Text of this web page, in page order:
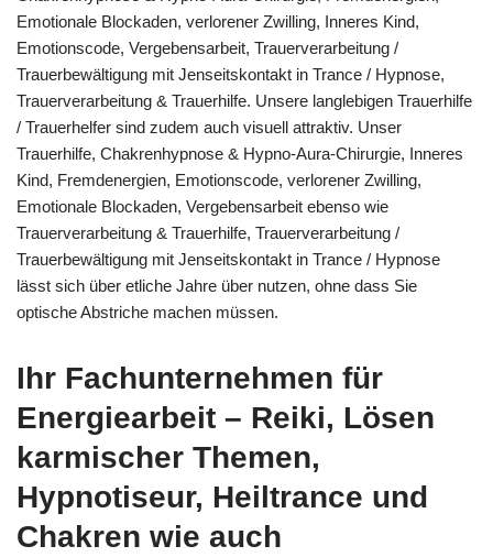
Emotionale Blockaden, verlorener Zwilling, Inneres Kind,
Emotionscode, Vergebensarbeit, Trauerverarbeitung /
Trauerbewältigung mit Jenseitskontakt in Trance / Hypnose,
Trauerverarbeitung & Trauerhilfe. Unsere langlebigen Trauerhilfe
/ Trauerhelfer sind zudem auch visuell attraktiv. Unser
Trauerhilfe, Chakrenhypnose & Hypno-Aura-Chirurgie, Inneres
Kind, Fremdenergien, Emotionscode, verlorener Zwilling,
Emotionale Blockaden, Vergebensarbeit ebenso wie
Trauerverarbeitung & Trauerhilfe, Trauerverarbeitung /
Trauerbewältigung mit Jenseitskontakt in Trance / Hypnose
lässt sich über etliche Jahre über nutzen, ohne dass Sie
optische Abstriche machen müssen.
Ihr Fachunternehmen für
Energiearbeit – Reiki, Lösen
karmischer Themen,
Hypnotiseur, Heiltrance und
Chakren wie auch